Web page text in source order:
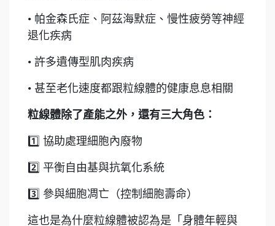
• 帕金森氏症、阿茲海默症、慢性疲勞等神經
退化疾病
• 許多遺傳型肌肉疾病
• 甚至老化速度都跟粒線體的健康息息相關
粒線體除了產能之外，還有三大角色：
1️⃣ 協助處理細胞內廢物
2️⃣ 平衡自由基與抗氧化系統
3️⃣ 參與細胞凋亡（控制細胞壽命）
這也是為什麼粒線體被認為是「身體年輕與